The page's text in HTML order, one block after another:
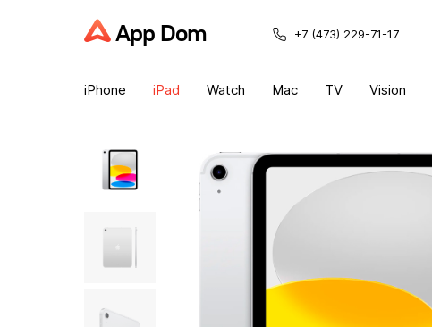
App Dom +7 (473) 229-71-17
iPhone iPad Watch Mac TV Vision